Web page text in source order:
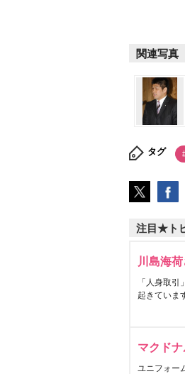
関連写真
タグ
注目★ト
川島海
「人身取
起きていま
マクド
ユニフォー